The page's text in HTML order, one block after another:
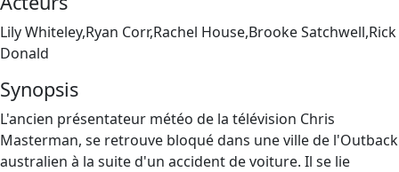
Lily Whiteley,Ryan Corr,Rachel House,Brooke Satchwell,Rick
Donald
Synopsis
L'ancien présentateur météo de la télévision Chris
Masterman, se retrouve bloqué dans une ville de l'Outback
australien à la suite d'un accident de voiture. Il se lie